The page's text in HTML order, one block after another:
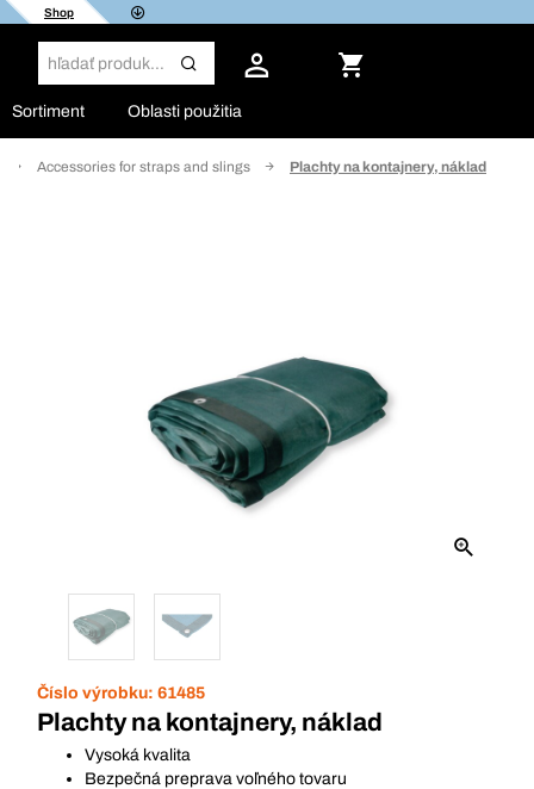
Shop
Sortiment Oblasti použitia
Accessories for straps and slings Plachty na kontajnery, náklad
Číslo výrobku: 61485
Plachty na kontajnery, náklad
Vysoká kvalita
Bezpečná preprava voľného tovaru